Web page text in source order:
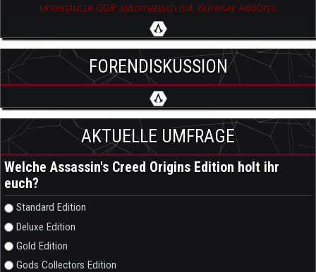
Unterstütze GGP automatisch mit Browser AddOn's
FORENDISKUSSION
AKTUELLE UMFRAGE
Welche Assassin's Creed Origins Edition holt ihr
euch?
Auswahlmöglichkeiten
Standard Edition
Deluxe Edition
Gold Edition
Gods Collectors Edition